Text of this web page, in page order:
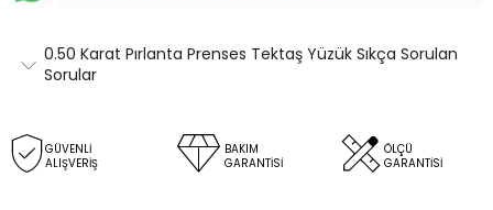
0.50 Karat Pırlanta Prenses Tektaş Yüzük Sıkça Sorulan
Sorular
GÜVENLİ
ALIŞVERİŞ
BAKIM
GARANTİSİ
ÖLÇÜ
GARANTİSİ